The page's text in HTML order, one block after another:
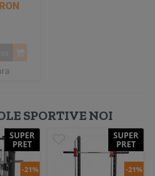
SPORTIVE NOI
SUPER
PRET
-21%
SUPER
PRET
-21%